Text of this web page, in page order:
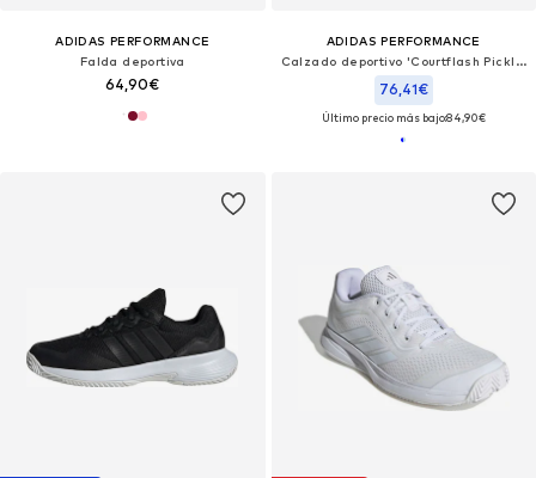
ADIDAS PERFORMANCE
Falda deportiva
64,90€
ADIDAS PERFORMANCE
Calzado deportivo 'Courtflash Pickleball'
76,41€
Último precio más bajo:84,90€